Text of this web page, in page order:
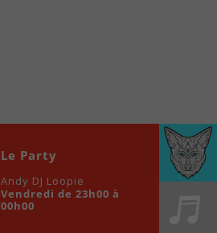
00:00
Le Party
Andy DJ Loopie
Vendredi de 23h00 à
00h00